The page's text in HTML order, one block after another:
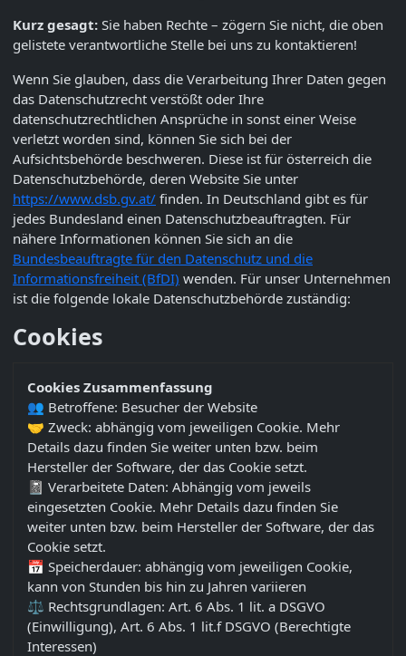
Kurz gesagt: Sie haben Rechte – zögern Sie nicht, die oben
gelistete verantwortliche Stelle bei uns zu kontaktieren!
Wenn Sie glauben, dass die Verarbeitung Ihrer Daten gegen
das Datenschutzrecht verstößt oder Ihre
datenschutzrechtlichen Ansprüche in sonst einer Weise
verletzt worden sind, können Sie sich bei der
Aufsichtsbehörde beschweren. Diese ist für österreich die
Datenschutzbehörde, deren Website Sie unter
https://www.dsb.gv.at/ finden. In Deutschland gibt es für
jedes Bundesland einen Datenschutzbeauftragten. Für
nähere Informationen können Sie sich an die
Bundesbeauftragte für den Datenschutz und die
Informationsfreiheit (BfDI) wenden. Für unser Unternehmen
ist die folgende lokale Datenschutzbehörde zuständig:
Cookies
Cookies Zusammenfassung
👥 Betroffene: Besucher der Website
🤝 Zweck: abhängig vom jeweiligen Cookie. Mehr
Details dazu finden Sie weiter unten bzw. beim
Hersteller der Software, der das Cookie setzt.
📓 Verarbeitete Daten: Abhängig vom jeweils
eingesetzten Cookie. Mehr Details dazu finden Sie
weiter unten bzw. beim Hersteller der Software, der das
Cookie setzt.
📅 Speicherdauer: abhängig vom jeweiligen Cookie,
kann von Stunden bis hin zu Jahren variieren
⚖️ Rechtsgrundlagen: Art. 6 Abs. 1 lit. a DSGVO
(Einwilligung), Art. 6 Abs. 1 lit.f DSGVO (Berechtigte
Interessen)